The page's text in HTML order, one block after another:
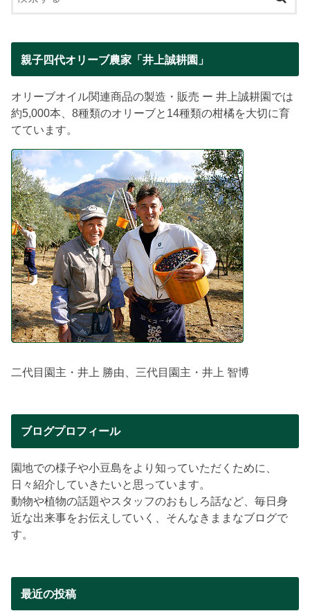
親子四代オリーブ農家「井上誠耕園」
オリーブオイル関連商品の製造・販売 ー 井上誠耕園では
約5,000本、8種類のオリーブと14種類の柑橘を大切に育
てています。
二代目園主・井上 勝由、三代目園主・井上 智博
ブログプロフィール
園地での様子や小豆島をより知っていただくために、
日々紹介していきたいと思っています。
動物や植物の話題やスタッフのおもしろ話など、毎日身
近な出来事をお伝えしていく、そんなきままなブログで
す。
最近の投稿